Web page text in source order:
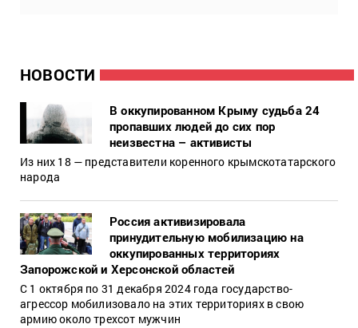
НОВОСТИ
В оккупированном Крыму судьба 24
пропавших людей до сих пор
неизвестна – активисты
Из них 18 — представители коренного крымскотатарского
народа
Россия активизировала
принудительную мобилизацию на
оккупированных территориях
Запорожской и Херсонской областей
С 1 октября по 31 декабря 2024 года государство-
агрессор мобилизовало на этих территориях в свою
армию около трехсот мужчин